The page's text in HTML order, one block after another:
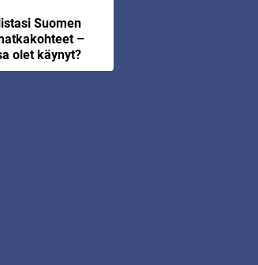
Suomen
–
olet käynyt?